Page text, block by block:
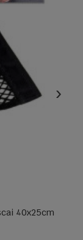
40x25cm